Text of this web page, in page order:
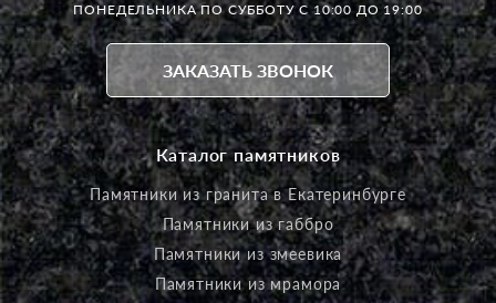
ПОНЕДЕЛЬНИКА ПО СУББОТУ С 10:00 ДО 19:00
ЗАКАЗАТЬ ЗВОНОК
Каталог памятников
Памятники из гранита в Екатеринбурге
Памятники из габбро
Памятники из змеевика
Памятники из мрамора